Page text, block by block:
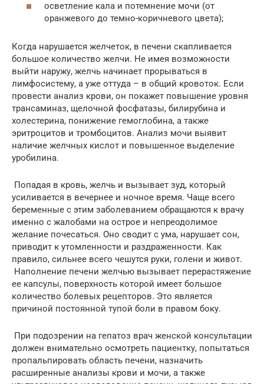
осветление кала и потемнение мочи (от
оранжевого до темно-коричневого цвета);
Когда нарушается желчеток, в печени скапливается
большое количество желчи. Не имея возможности
выйти наружу, желчь начинает прорываться в
лимфосистему, а уже оттуда – в общий кровоток. Если
провести анализ крови, он покажет повышение уровня
трансаминаз, щелочной фосфатазы, билирубина и
холестерина, понижение гемоглобина, а также
эритроцитов и тромбоцитов. Анализ мочи выявит
наличие желчных кислот и повышенное выделение
уробилина.
Попадая в кровь, желчь и вызывает зуд, который
усиливается в вечернее и ночное время. Чаще всего
беременные с этим заболеванием обращаются к врачу
именно с жалобами на острое и непреодолимое
желание почесаться. Оно сводит с ума, нарушает сон,
приводит к утомленности и раздраженности. Как
правило, сильнее всего чешутся руки, голени и живот.
Наполнение печени желчью вызывает перерастяжение
ее капсулы, поверхность которой имеет большое
количество болевых рецепторов. Это является
причиной постоянной тупой боли в правом боку.
При подозрении на гепатоз врач женской консультации
должен внимательно осмотреть пациентку, попытаться
пропальпировать область печени, назначить
расширенные анализы крови и мочи, а также